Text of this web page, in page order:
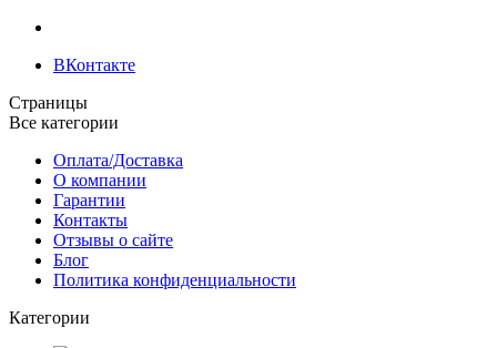
ВКонтакте
Страницы
Все категории
Оплата/Доставка
О компании
Гарантии
Контакты
Отзывы о сайте
Блог
Политика конфиденциальности
Категории